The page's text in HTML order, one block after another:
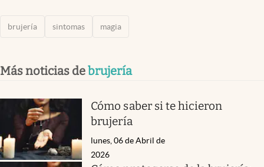
brujería sintomas magia
Más noticias debrujería
Cómo saber si te hicieron
brujería
lunes, 06 de Abril de
2026